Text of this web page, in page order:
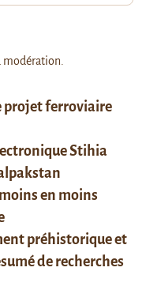
projet ferroviaire
Stihia
en moins
préhistorique et
de recherches